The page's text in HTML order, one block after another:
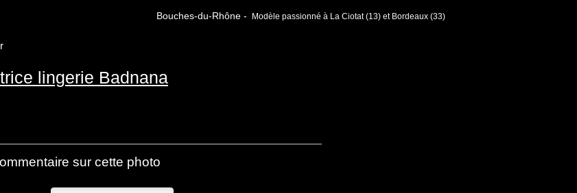
Bouches-du-Rhône - Modèle passionné à La Ciotat (13) et Bordeaux (33)
lingerie Badnana
sur cette photo